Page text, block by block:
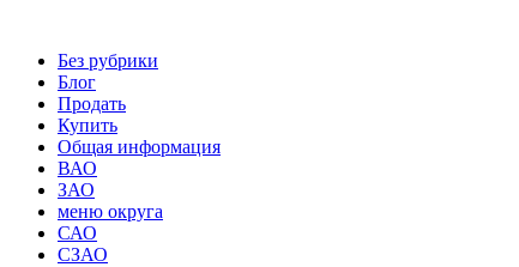
Без рубрики
Блог
Продать
Купить
Общая информация
ВАО
ЗАО
меню округа
САО
СЗАО